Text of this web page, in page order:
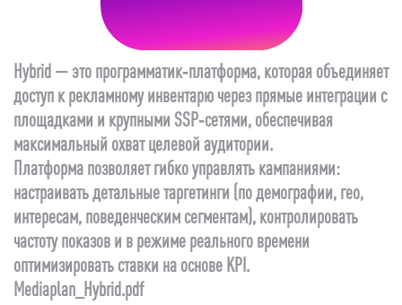
Hybrid — это программатик‑платформа, которая объединяет
доступ к рекламному инвентарю через прямые интеграции с
площадками и крупными SSP‑сетями, обеспечивая
максимальный охват целевой аудитории.
Платформа позволяет гибко управлять кампаниями:
настраивать детальные таргетинги (по демографии, гео,
интересам, поведенческим сегментам), контролировать
частоту показов и в режиме реального времени
оптимизировать ставки на основе KPI.
Mediaplan_Hybrid.pdf